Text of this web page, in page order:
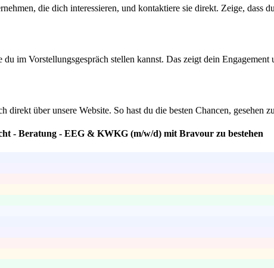
die dich interessieren, und kontaktiere sie direkt. Zeige, dass
im Vorstellungsgespräch stellen kannst. Das zeigt dein Engagement
über unsere Website. So hast du die besten Chancen, gesehen
- Beratung - EEG & KWKG (m/w/d) mit Bravour zu bestehen